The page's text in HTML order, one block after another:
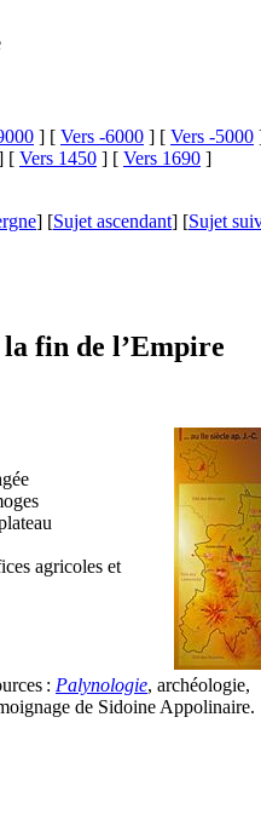
] [ Vers -6000 ] [ Vers -5000
[ Vers 1450 ] [ Vers 1690 ]
] [Sujet ascendant] [Sujet
la fin de l’Empire
agricoles et
: Palynologie, archéologie,
de Sidoine Appolinaire.